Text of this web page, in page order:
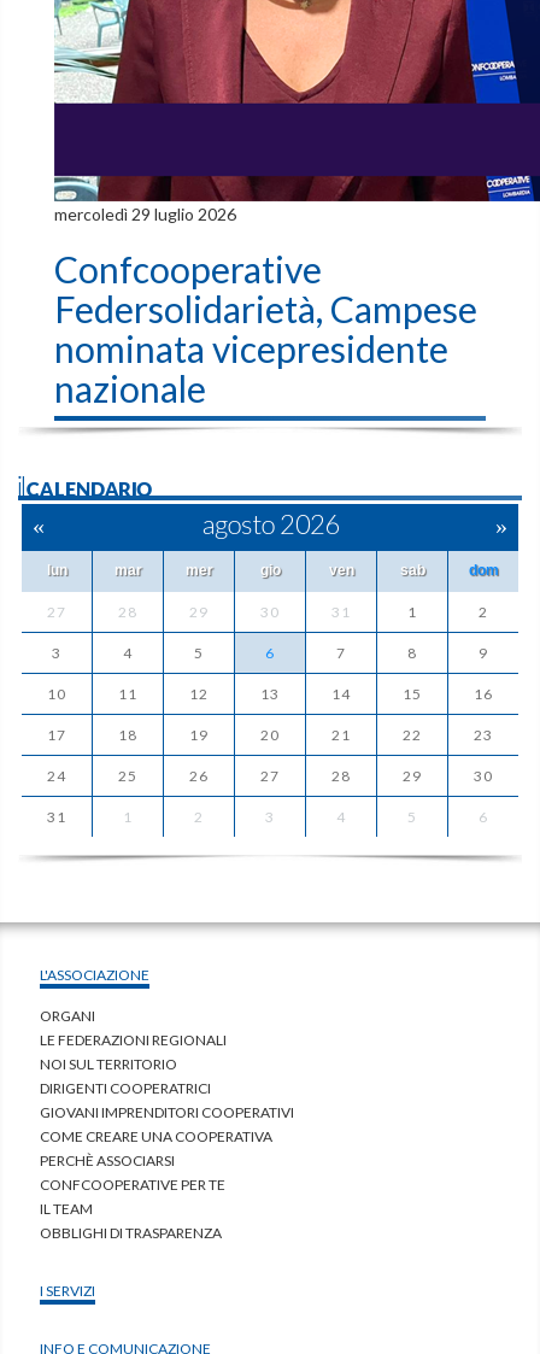
mercoledì 29 luglio 2026
Confcooperative
Federsolidarietà, Campese
nominata vicepresidente
nazionale
ilCALENDARIO
« agosto 2026 »
lun mar mer gio ven sab dom
27 28 29 30 31 1 2
3 4 5 6 7 8 9
10 11 12 13 14 15 16
17 18 19 20 21 22 23
24 25 26 27 28 29 30
31 1 2 3 4 5 6
L'ASSOCIAZIONE
ORGANI
LE FEDERAZIONI REGIONALI
NOI SUL TERRITORIO
DIRIGENTI COOPERATRICI
GIOVANI IMPRENDITORI COOPERATIVI
COME CREARE UNA COOPERATIVA
PERCHÈ ASSOCIARSI
CONFCOOPERATIVE PER TE
IL TEAM
OBBLIGHI DI TRASPARENZA
I SERVIZI
INFO E COMUNICAZIONE